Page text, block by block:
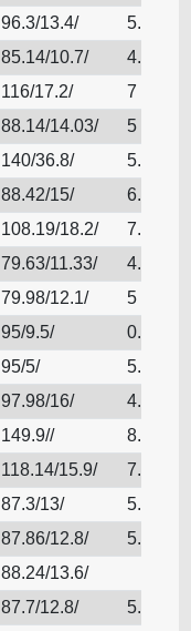
96.3/13.4/
5.56
85.14/10.7/
4.13
116/17.2/
7
88.14/14.03/
5
140/36.8/
5.8
88.42/15/
6.01
108.19/18.2/
7.01
79.63/11.33/
4.42
79.98/12.1/
5
95/9.5/
0.9
95/5/
5.58
97.98/16/
4.17
149.9//
8.57
118.14/15.9/
7.21
87.3/13/
5.4
87.86/12.8/
5.46
88.24/13.6/
87.7/12.8/
5.5